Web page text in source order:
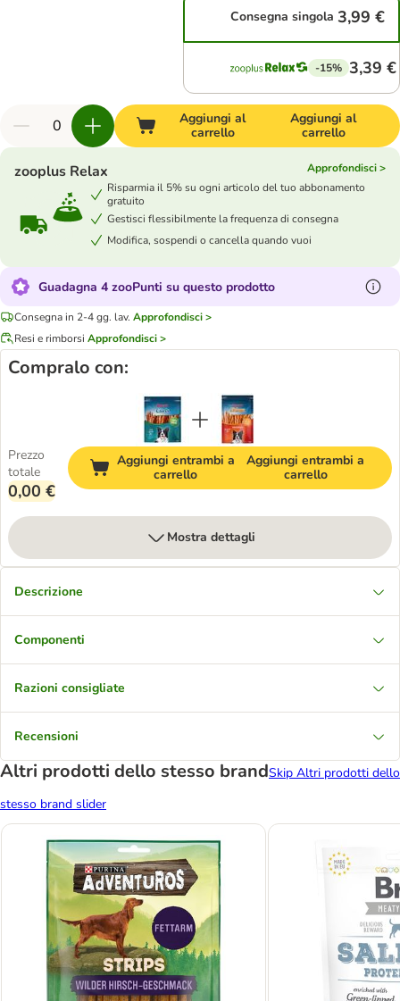
Consegna singola 3,99 €
-15% 3,39 €
Aggiungi al
carrello
Aggiungi al
carrello
zooplus Relax
Approfondisci >
Risparmia il 5% su ogni articolo del tuo abbonamento
gratuito
Gestisci flessibilmente la frequenza di consegna
Modifica, sospendi o cancella quando vuoi
Guadagna 4 zooPunti su questo prodotto
Consegna in 2-4 gg. lav. Approfondisci >
Resi e rimborsi Approfondisci >
Compralo con:
Prezzo
totale
0,00 €
Aggiungi entrambi a
carrello
Aggiungi entrambi a
carrello
Mostra dettagli
Descrizione
Componenti
Razioni consigliate
Recensioni
Altri prodotti dello stesso brandSkip Altri prodotti dello
stesso brand slider